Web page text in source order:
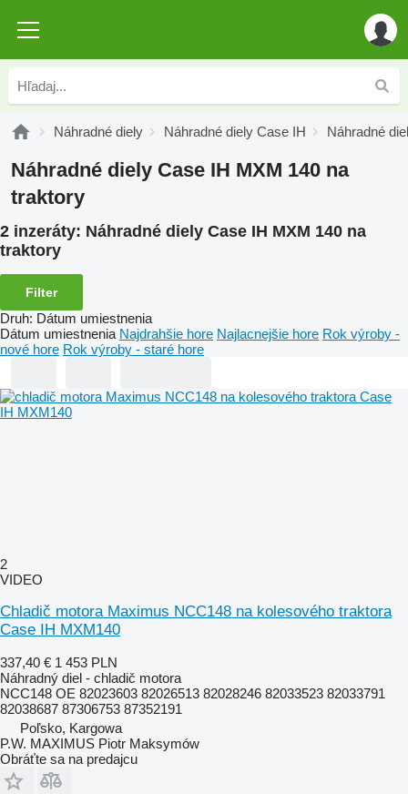
Náhradné diely Náhradné diely Case IH Náhradné
Náhradné diely Case IH MXM 140 na
traktory
2 inzeráty: Náhradné diely Case IH MXM 140 na
traktory
Filter
Druh: Dátum umiestnenia
Dátum umiestnenia Najdrahšie hore Najlacnejšie hore Rok výroby -
nové hore Rok výroby - staré hore
2
VIDEO
Chladič motora Maximus NCC148 na kolesového traktora
Case IH MXM140
337,40 € 1 453 PLN
Náhradný diel - chladič motora
NCC148 OE 82023603 82026513 82028246 82033523 82033791
82038687 87306753 87352191
Poľsko, Kargowa
P.W. MAXIMUS Piotr Maksymów
Obráťte sa na predajcu